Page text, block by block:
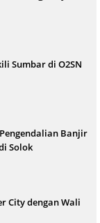
Sumbar di O2SN
Banjir
Solok
City dengan Wali